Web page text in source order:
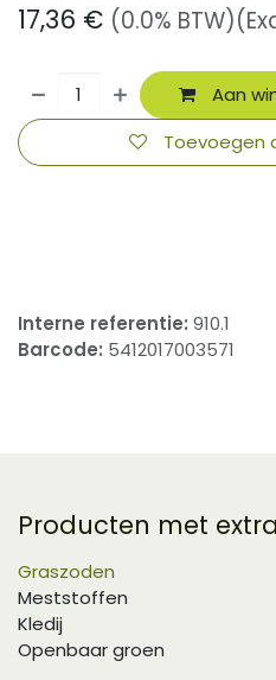
17,36 € (0.0% BTW)
Aan
Toevoegen
Interne referentie: 910.1
Barcode: 5412017003571
Producten met
Graszoden
Meststoffen
Kledij
Openbaar groen